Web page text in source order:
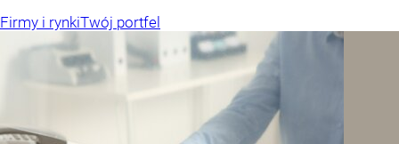
Firmy i rynkiTwój portfel